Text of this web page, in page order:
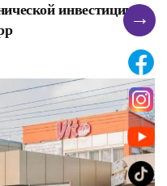
инвестиции,→